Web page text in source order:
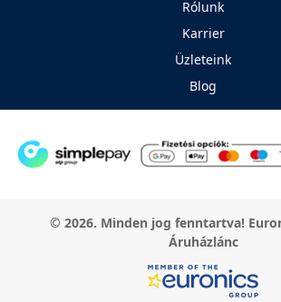
Rólunk
Karrier
Üzleteink
Blog
© 2026. Minden jog fenntartva!
Áruházlánc